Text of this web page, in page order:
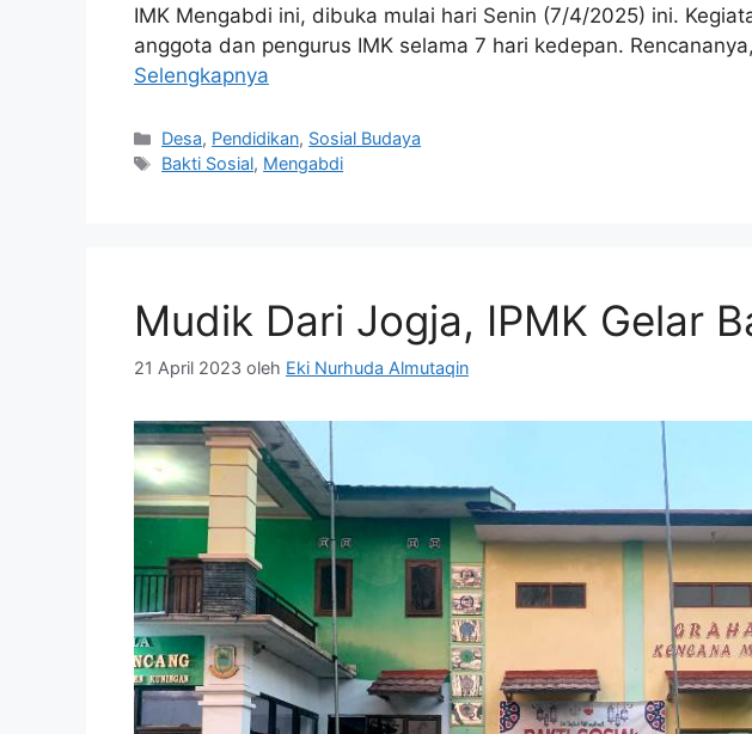
IMK Mengabdi ini, dibuka mulai hari Senin (7/4/2025) ini.
anggota dan pengurus IMK selama 7 hari kedepan.
Selengkapnya
Kategori
Desa, Pendidikan, Sosial Budaya
Tag
Bakti Sosial, Mengabdi
Mudik Dari Jogja, IPMK Gelar
21 April 2023 oleh Eki Nurhuda Almutaqin